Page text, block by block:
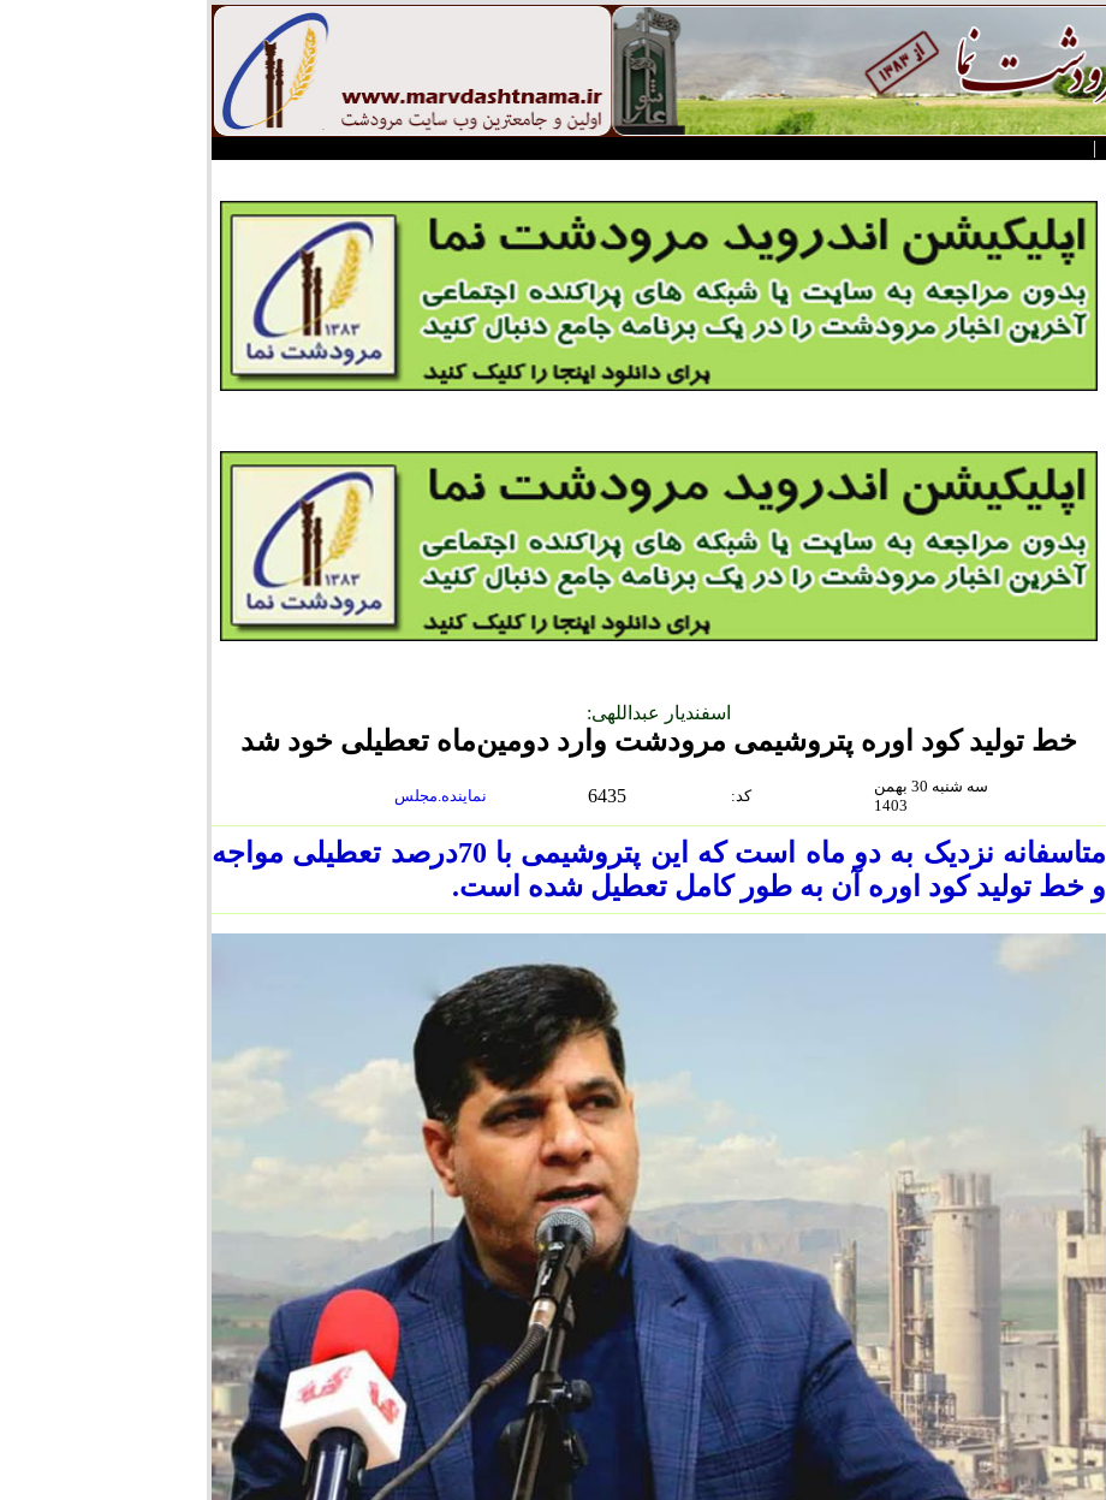
|
اسفندیار عبداللهی:
خط تولید کود اوره پتروشیمی مرودشت وارد دومین‌ماه تعطیلی خود شد
6435 :كد
سه شنبه 30 بهمن
1403
متاسفانه نزدیک به دو ماه است که این پتروشیمی با 70درصد تعطیلی مواجه
و خط تولید کود اوره آن به طور کامل تعطیل شده است.